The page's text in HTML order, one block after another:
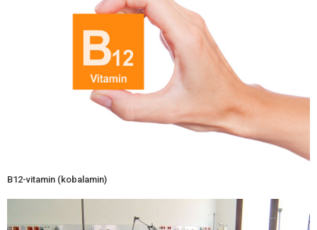
B12-vitamin (kobalamin)